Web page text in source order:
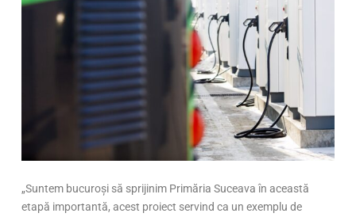
„Suntem bucuroși să sprijinim Primăria Suceava în această
etapă importantă, acest proiect servind ca un exemplu de